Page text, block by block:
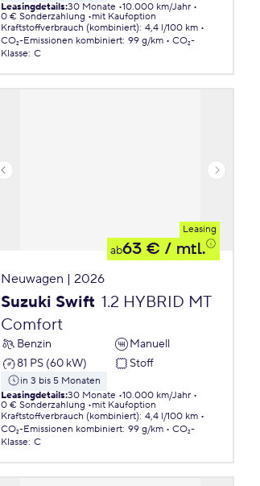
Leasingdetails:30 Monate 10.000 km/Jahr
0 € Sonderzahlung
mit Kaufoption
Kraftstoffverbrauch (kombiniert): 4,4 l/100 km
CO₂-Emissionen kombiniert: 99 g/km
CO₂-
Klasse: C
Leasing
ab63 € / mtl.
Neuwagen | 2026
Suzuki Swift 1.2 HYBRID MT
Comfort
Benzin
Manuell
81 PS (60 kW)
Stoff
in 3 bis 5 Monaten
Leasingdetails:30 Monate 10.000 km/Jahr
0 € Sonderzahlung
mit Kaufoption
Kraftstoffverbrauch (kombiniert): 4,4 l/100 km
CO₂-Emissionen kombiniert: 99 g/km
CO₂-
Klasse: C